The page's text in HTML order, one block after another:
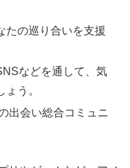
たの巡り合いを支援
などを通して、気
う。
出会い総合コミュニ